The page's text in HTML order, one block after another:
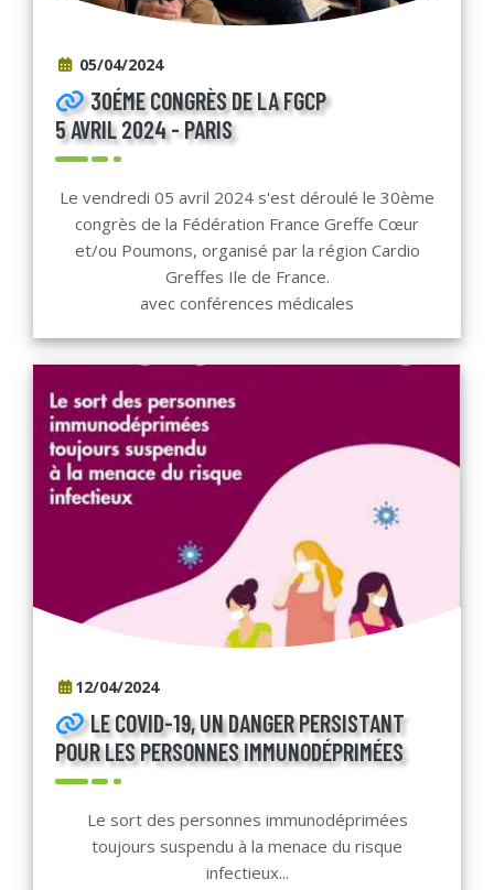
05/04/2024
30ÉME CONGRÈS DE LA FGCP
5 AVRIL 2024 - PARIS
Le vendredi 05 avril 2024 s'est déroulé le 30ème
congrès de la Fédération France Greffe Cœur
et/ou Poumons, organisé par la région Cardio
Greffes Ile de France.
avec conférences médicales
12/04/2024
LE COVID-19, UN DANGER PERSISTANT
POUR LES PERSONNES IMMUNODÉPRIMÉES
Le sort des personnes immunodéprimées
toujours suspendu à la menace du risque
infectieux...